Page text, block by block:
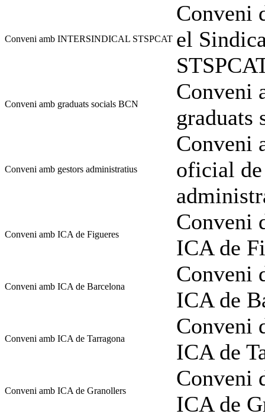
Conveni amb INTERSINDICAL STSPCAT
Conveni
el
Conveni amb graduats socials BCN
Conveni
graduats
Conveni amb gestors administratius
Conveni
oficial de
Conveni amb ICA de Figueres
Conveni
ICA de
Conveni amb ICA de Barcelona
Conveni
ICA de
Conveni amb ICA de Tarragona
Conveni
ICA de
Conveni amb ICA de Granollers
Conveni
ICA de